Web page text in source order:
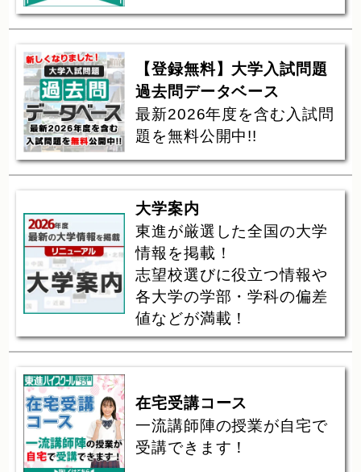
【登録無料】大学入試問題
過去問データベース
最新2026年度を含む入試問
題を無料公開中!!
大学案内
東進が厳選した全国の大学
情報を掲載！
志望校選びに役立つ情報や
各大学の学部・学科の偏差
値などが満載！
在宅受講コース
一流講師陣の授業が自宅で
受講できます！